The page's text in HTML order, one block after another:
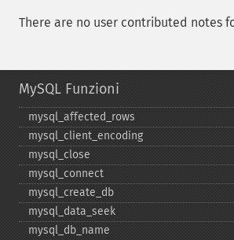
There are no user contributed notes
MySQL Funzioni
mysql_​affected_​rows
mysql_​client_​encoding
mysql_​close
mysql_​connect
mysql_​create_​db
mysql_​data_​seek
mysql_​db_​name